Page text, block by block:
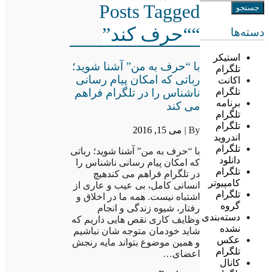
دسته‌ها
استیکر
تلگرام
اکانت
تلگرام
برنامه
تلگرام
تلگرام
اندروید
تلگرام
دانلود
تلگرام
کامپیوتر
تلگرام
گروه
دسته‌بندی
نشده
عکس
تلگرام
کانال
Posts Tagged
““حرف کند”
با “حرف به من” آشنا شوید؛
رباتی که امکان پیام رسانی
ناشناس را در تلگرام فراهم
می کند
By | می 15, 2016
با “حرف به من” آشنا شوید؛ رباتی
که امکان پیام رسانی ناشناس را
در تلگرام فراهم می کندهیچ
انسانی کامل، بی عیب و عاری از
اشتباه نیست. همه ما در اخلاق و
رفتار، شیوه زندگی و انجام
وظایف کاری نقص هایی داریم که
شاید خودمان متوجه شان نباشیم
و همین موضوع بتواند مایه رنجش
اعضای…